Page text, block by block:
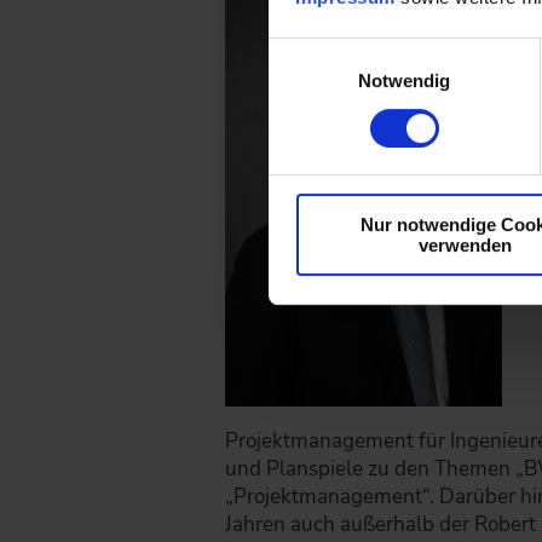
Notwendig
Nur notwendige
verwenden
Projektmanagement für
und Planspiele zu den Themen
„Projektmanagement“. Darüber
Jahren auch außerhalb der